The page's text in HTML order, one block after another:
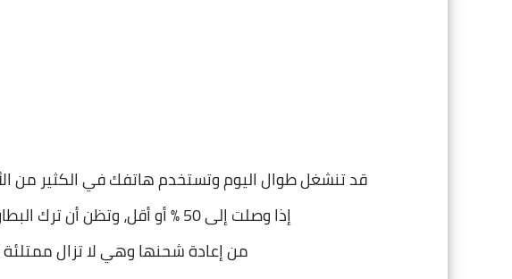
قد تنشغل طوال اليوم وتستخدم هاتفك في الكثير من
إذا وصلت إلى 50 % أو أقل، وتظن أن ترك البطارية حتى تنفذ أمراً أفضل
من إعادة شحنها وهي لا تزال